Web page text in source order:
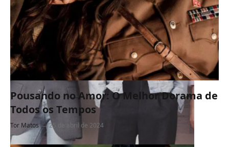
Pousando no Amor: O Melhor Dorama de
Todos os Tempos
Tor Matos 25 de abril de 2024